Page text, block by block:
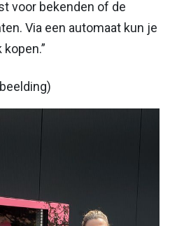
voor bekenden of de
Via een automaat kun je